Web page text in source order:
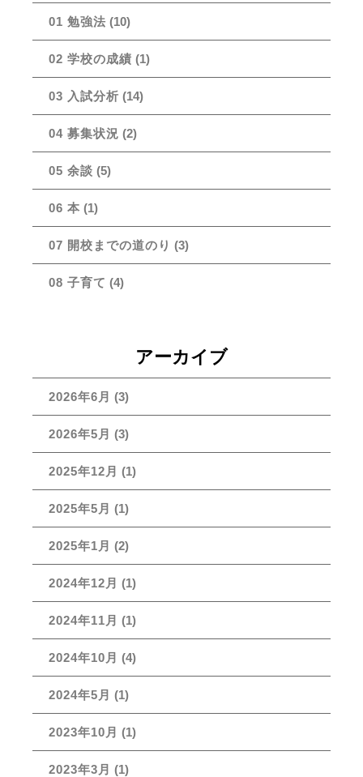
01 勉強法 (10)
02 学校の成績 (1)
03 入試分析 (14)
04 募集状況 (2)
05 余談 (5)
06 本 (1)
07 開校までの道のり (3)
08 子育て (4)
アーカイブ
2026年6月 (3)
2026年5月 (3)
2025年12月 (1)
2025年5月 (1)
2025年1月 (2)
2024年12月 (1)
2024年11月 (1)
2024年10月 (4)
2024年5月 (1)
2023年10月 (1)
2023年3月 (1)